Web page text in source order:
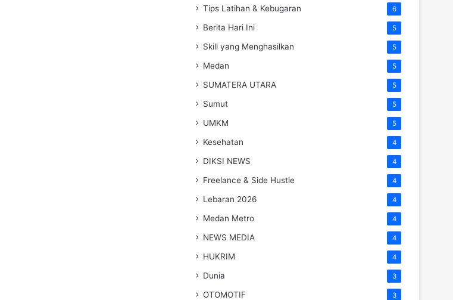
Tips Latihan & Kebugaran 6
Berita Hari Ini 5
Skill yang Menghasilkan 5
Medan 5
SUMATERA UTARA 5
Sumut 5
UMKM 5
Kesehatan 4
DIKSI NEWS 4
Freelance & Side Hustle 4
Lebaran 2026 4
Medan Metro 4
NEWS MEDIA 4
HUKRIM 4
Dunia 3
OTOMOTIF 3